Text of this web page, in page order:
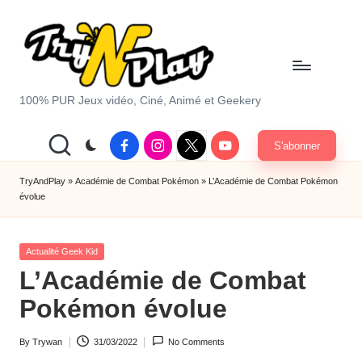
T
y
A
n
d
P
la
100% PUR Jeux vidéo, Ciné, Animé et Geekery
FacebookInstagram
X
|
Twitter
Youtube S'abonner
TryAndPlay » Académie de Combat Pokémon » L’Académie de Combat Pokémon
évolue
Posted
Actualité Geek Kid
L’Académie de Combat
Pokémon évolue
Posted
By Trywan 31/03/2022 No Comments